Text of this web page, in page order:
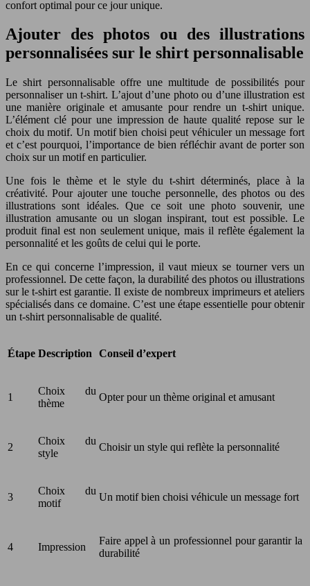
confort optimal pour ce jour unique.
Ajouter des photos ou des illustrations
personnalisées sur le shirt personnalisable
Le shirt personnalisable offre une multitude de possibilités pour
personnaliser un t-shirt. L’ajout d’une photo ou d’une illustration est
une manière originale et amusante pour rendre un t-shirt unique.
L’élément clé pour une impression de haute qualité repose sur le
choix du motif. Un motif bien choisi peut véhiculer un message fort
et c’est pourquoi, l’importance de bien réfléchir avant de porter son
choix sur un motif en particulier.
Une fois le thème et le style du t-shirt déterminés, place à la
créativité. Pour ajouter une touche personnelle, des photos ou des
illustrations sont idéales. Que ce soit une photo souvenir, une
illustration amusante ou un slogan inspirant, tout est possible. Le
produit final est non seulement unique, mais il reflète également la
personnalité et les goûts de celui qui le porte.
En ce qui concerne l’impression, il vaut mieux se tourner vers un
professionnel. De cette façon, la durabilité des photos ou illustrations
sur le t-shirt est garantie. Il existe de nombreux imprimeurs et ateliers
spécialisés dans ce domaine. C’est une étape essentielle pour obtenir
un t-shirt personnalisable de qualité.
Étape Description Conseil d’expert
1
Choix du
thème
Opter pour un thème original et amusant
2
Choix du
style
Choisir un style qui reflète la personnalité
3
Choix du
motif
Un motif bien choisi véhicule un message fort
4 Impression
Faire appel à un professionnel pour garantir la
durabilité